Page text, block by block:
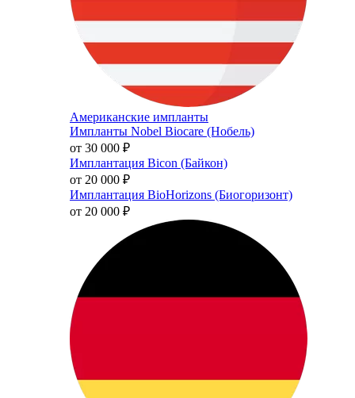
Американские импланты
Импланты Nobel Biocare (Нобель)
от 30 000 ₽
Имплантация Bicon (Байкон)
от 20 000 ₽
Имплантация BioHorizons (Биогоризонт)
от 20 000 ₽